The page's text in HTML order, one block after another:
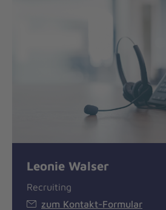
Leonie Walser
Recruiting
zum Kontakt-Formular